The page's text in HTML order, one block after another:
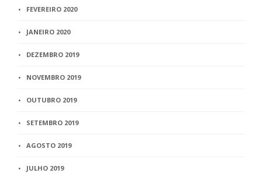
FEVEREIRO 2020
JANEIRO 2020
DEZEMBRO 2019
NOVEMBRO 2019
OUTUBRO 2019
SETEMBRO 2019
AGOSTO 2019
JULHO 2019